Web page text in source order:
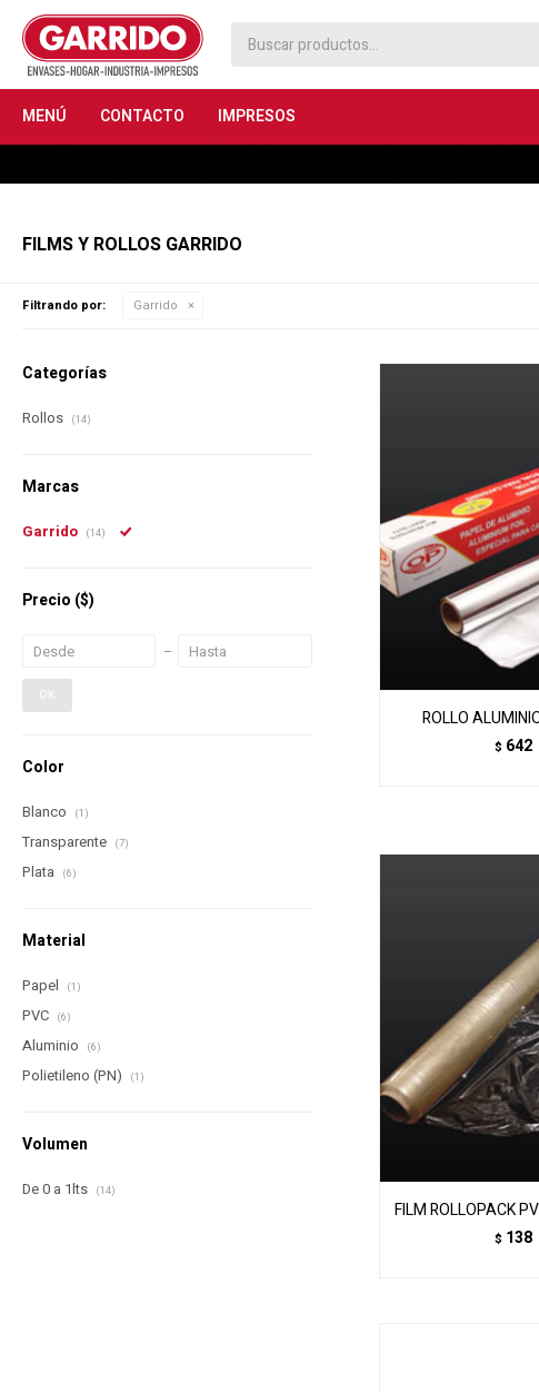
MENÚ CONTACTO IMPRESOS
FILMS Y ROLLOS GARRIDO
Filtrando por: Garrido
ROLLO
$ 642
FILM ROLLOPACK
$ 138
Categorías
Rollos (14)
Marcas
Garrido (14)
Precio ($)
OK
Color
Blanco (1)
Transparente (7)
Plata (6)
Material
Papel (1)
PVC (6)
Aluminio (6)
Polietileno (PN) (1)
Volumen
De 0 a 1lts (14)